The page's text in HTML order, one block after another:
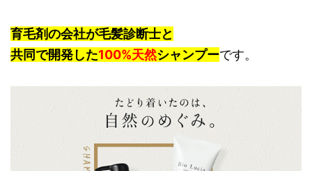
育毛剤の会社が毛髪診断士と
共同で開発した100%天然シャンプーです。